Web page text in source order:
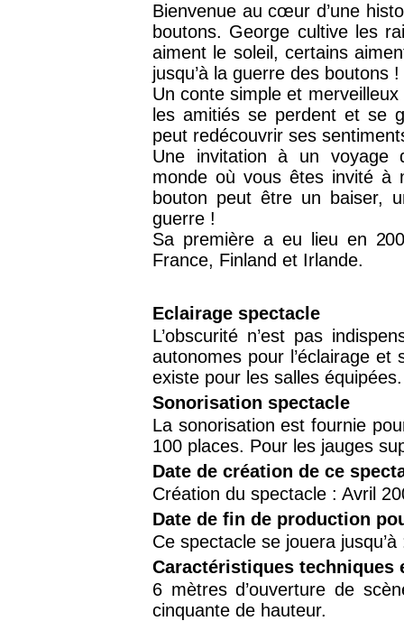
Bienvenue au cœur d’une
boutons. George cultive les
aiment le soleil, certains
jusqu’à la guerre des boutons !
Un conte simple et
les amitiés se perdent et se
peut redécouvrir ses
Une invitation à un voyage
monde où vous êtes invité à
bouton peut être un baiser,
guerre !
Sa première a eu lieu en
France, Finland et Irlande.
Eclairage spectacle
L’obscurité n’est pas
autonomes pour l’éclairage
existe pour les salles équipées.
Sonorisation spectacle
La sonorisation est fournie
100 places. Pour les jauges
Date de création de ce
Création du spectacle : Avril
Date de fin de production
Ce spectacle se jouera
Caractéristiques techniques
6 mètres d’ouverture de
cinquante de hauteur.